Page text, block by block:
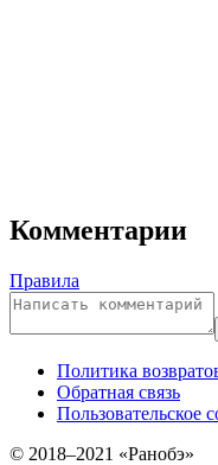
Комментарии
Правила
Политика
Обратная связь
Пользовательское
© 2018–2021 «Ранобэ»